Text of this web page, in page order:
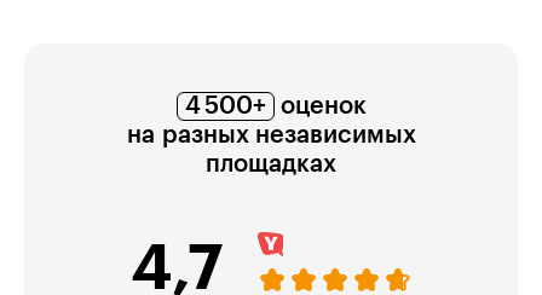
4 500+ оценок
на разных независимых
площадках
4,7